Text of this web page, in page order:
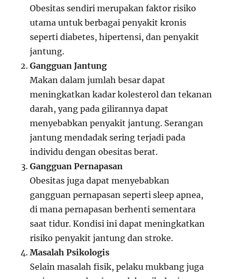
Obesitas sendiri merupakan faktor risiko
utama untuk berbagai penyakit kronis
seperti diabetes, hipertensi, dan penyakit
jantung.
Gangguan Jantung
Makan dalam jumlah besar dapat
meningkatkan kadar kolesterol dan tekanan
darah, yang pada gilirannya dapat
menyebabkan penyakit jantung. Serangan
jantung mendadak sering terjadi pada
individu dengan obesitas berat.
Gangguan Pernapasan
Obesitas juga dapat menyebabkan
gangguan pernapasan seperti sleep apnea,
di mana pernapasan berhenti sementara
saat tidur. Kondisi ini dapat meningkatkan
risiko penyakit jantung dan stroke.
Masalah Psikologis
Selain masalah fisik, pelaku mukbang juga